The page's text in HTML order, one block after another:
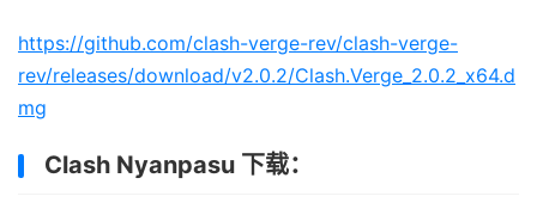
https://github.com/clash-verge-rev/clash-verge-
rev/releases/download/v2.0.2/Clash.Verge_2.0.2_x64.d
mg
Clash Nyanpasu 下载：